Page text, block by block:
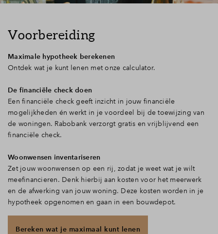
Voorbereiding
Maximale hypotheek berekenen
Ontdek wat je kunt lenen met onze calculator.
De financiële check doen
Een financiële check geeft inzicht in jouw financiële
mogelijkheden én werkt in je voordeel bij de toewijzing van
de woningen. Rabobank verzorgt gratis en vrijblijvend een
financiële check.
Woonwensen inventariseren
Zet jouw woonwensen op een rij, zodat je weet wat je wilt
meefinancieren. Denk hierbij aan kosten voor het meerwerk
en de afwerking van jouw woning. Deze kosten worden in je
hypotheek opgenomen en gaan in een bouwdepot.
Bereken wat je maximaal kunt lenen